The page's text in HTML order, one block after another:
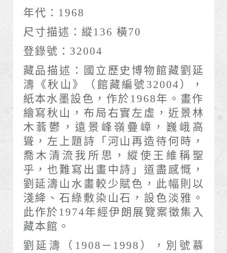
年代： 1968
尺寸描述： 縱136 橫70
登錄號： 32004
藏品描述：
國立歷史博物館藏劉延
濤《秋山》（館藏編號32004），
紙本水墨設色，作於1968年。畫作
繪寫秋山，布局右實左虛，近景林
木蓊鬱，遠景峰嶺疊嶂，巍峨高
聳，左上題詩「河山再造待何時，
喬木清流我所思，縱使王維稱聖
乎，也難寫出畫中詩」道盡感慨，
劉延濤山水畫較少賦色，此幅則以
淺絳、石綠敷染山石，設色淡雅。
此作於1974年經伊朗展覽案徵集入
藏本館。
劉延濤（1908－1998），別號慕